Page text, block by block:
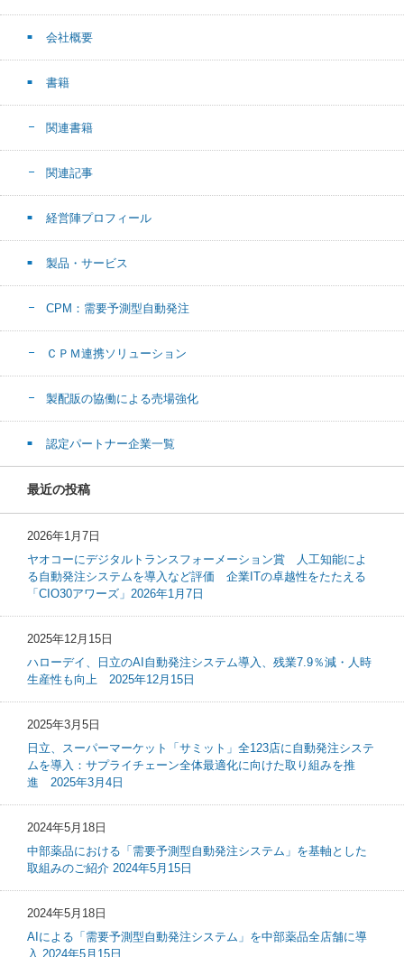
会社概要
書籍
関連書籍
関連記事
経営陣プロフィール
製品・サービス
CPM：需要予測型自動発注
ＣＰＭ連携ソリューション
製配販の協働による売場強化
認定パートナー企業一覧
最近の投稿
2026年1月7日
ヤオコーにデジタルトランスフォーメーション賞 人工知能によ
る自動発注システムを導入など評価 企業ITの卓越性をたたえる
「CIO30アワーズ」2026年1月7日
2025年12月15日
ハローデイ、日立のAI自動発注システム導入、残業7.9％減・人時
生産性も向上 2025年12月15日
2025年3月5日
日立、スーパーマーケット「サミット」全123店に自動発注システ
ムを導入：サプライチェーン全体最適化に向けた取り組みを推
進 2025年3月4日
2024年5月18日
中部薬品における「需要予測型自動発注システム」を基軸とした
取組みのご紹介 2024年5月15日
2024年5月18日
AIによる「需要予測型自動発注システム」を中部薬品全店舗に導
入 2024年5月15日